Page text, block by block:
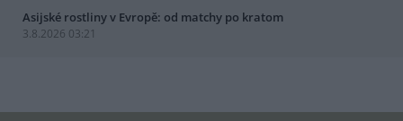
Asijské rostliny v Evropě: od matchy po kratom
3.8.2026 03:21